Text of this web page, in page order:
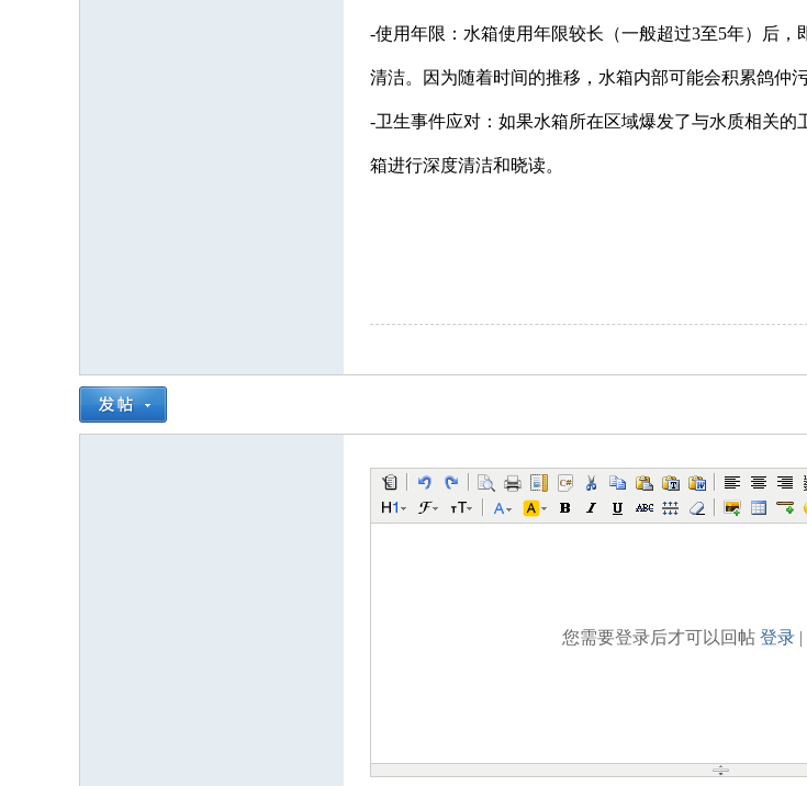
-使用年限：水箱使用年限较长（一般超过3至5年）后，
清洁。因为随着时间的推移，水箱内部可能会积累鸽仲
-卫生事件应对：如果水箱所在区域爆发了与水质相关
箱进行深度清洁和晓读。
您需要登录后才可以回帖 登录|